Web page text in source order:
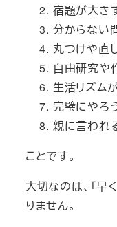
宿題が大き
分からない
丸つけや直
自由研究や
生活リズム
完璧にやろ
親に言われ
ことです。
大切なのは、「早
りません。